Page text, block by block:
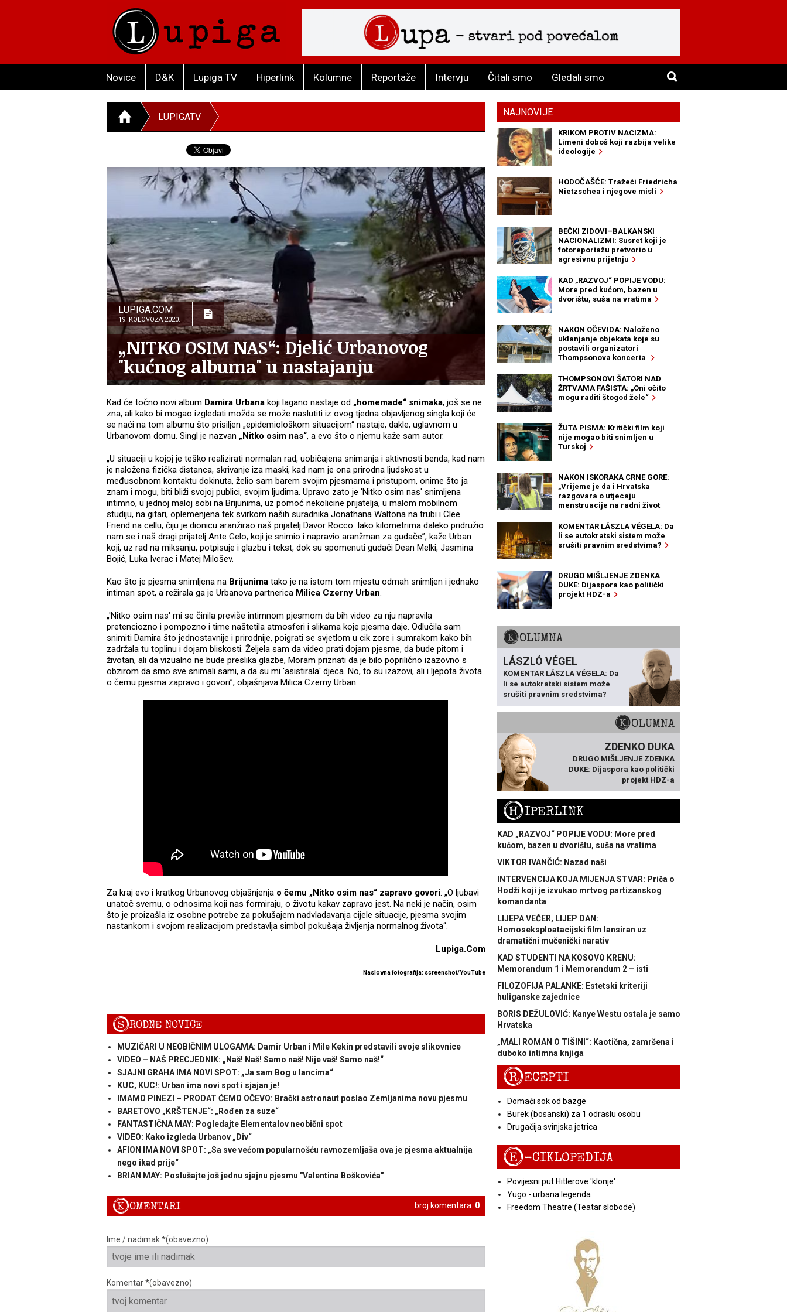
Novice D&K Lupiga TV Hiperlink Kolumne Reportaže Intervju Čitali smo Gledali smo
LUPIGATV
LUPIGA.COM
19. KOLOVOZA 2020.
„NITKO OSIM NAS“: Djelić Urbanovog
"kućnog albuma" u nastajanju
Kad će točno novi album Damira Urbana koji lagano nastaje od „homemade“ snimaka, još se ne
zna, ali kako bi mogao izgledati možda se može naslutiti iz ovog tjedna objavljenog singla koji će
se naći na tom albumu što prisiljen „epidemiološkom situacijom“ nastaje, dakle, uglavnom u
Urbanovom domu. Singl je nazvan „Nitko osim nas“, a evo što o njemu kaže sam autor.
„U situaciji u kojoj je teško realizirati normalan rad, uobičajena snimanja i aktivnosti benda, kad nam
je naložena fizička distanca, skrivanje iza maski, kad nam je ona prirodna ljudskost u
međusobnom kontaktu dokinuta, želio sam barem svojim pjesmama i pristupom, onime što ja
znam i mogu, biti bliži svojoj publici, svojim ljudima. Upravo zato je 'Nitko osim nas' snimljena
intimno, u jednoj maloj sobi na Brijunima, uz pomoć nekolicine prijatelja, u malom mobilnom
studiju, na gitari, oplemenjena tek svirkom naših suradnika Jonathana Waltona na trubi i Clee
Friend na cellu, čiju je dionicu aranžirao naš prijatelj Davor Rocco. Iako kilometrima daleko pridružio
nam se i naš dragi prijatelj Ante Gelo, koji je snimio i napravio aranžman za gudače”, kaže Urban
koji, uz rad na miksanju, potpisuje i glazbu i tekst, dok su spomenuti gudači Dean Melki, Jasmina
Bojić, Luka Iverac i Matej Milošev.
Kao što je pjesma snimljena na Brijunima tako je na istom tom mjestu odmah snimljen i jednako
intiman spot, a režirala ga je Urbanova partnerica Milica Czerny Urban.
„'Nitko osim nas' mi se činila previše intimnom pjesmom da bih video za nju napravila
pretenciozno i pompozno i time naštetila atmosferi i slikama koje pjesma daje. Odlučila sam
snimiti Damira što jednostavnije i prirodnije, poigrati se svjetlom u cik zore i sumrakom kako bih
zadržala tu toplinu i dojam bliskosti. Željela sam da video prati dojam pjesme, da bude pitom i
životan, ali da vizualno ne bude preslika glazbe, Moram priznati da je bilo poprilično izazovno s
obzirom da smo sve snimali sami, a da su mi 'asistirala' djeca. No, to su izazovi, ali i ljepota života
o čemu pjesma zapravo i govori”, objašnjava Milica Czerny Urban.
Za kraj evo i kratkog Urbanovog objašnjenja o čemu „Nitko osim nas“ zapravo govori: „O ljubavi
unatoč svemu, o odnosima koji nas formiraju, o životu kakav zapravo jest. Na neki je način, osim
što je proizašla iz osobne potrebe za pokušajem nadvladavanja cijele situacije, pjesma svojim
nastankom i svojom realizacijom predstavlja simbol pokušaja življenja normalnog života“.
Lupiga.Com
Naslovna fotografija: screenshot/YouTube
SRODNE NOVICE
MUZIČARI U NEOBIČNIM ULOGAMA: Damir Urban i Mile Kekin predstavili svoje slikovnice
VIDEO – NAŠ PRECJEDNIK: „Naš! Naš! Samo naš! Nije vaš! Samo naš!“
SJAJNI GRAHA IMA NOVI SPOT: „Ja sam Bog u lancima“
KUC, KUC!: Urban ima novi spot i sjajan je!
IMAMO PINEZI – PRODAT ĆEMO OČEVO: Brački astronaut poslao Zemljanima novu pjesmu
BARETOVO „KRŠTENJE“: „Rođen za suze“
FANTASTIČNA MAY: Pogledajte Elementalov neobični spot
VIDEO: Kako izgleda Urbanov „Div“
AFION IMA NOVI SPOT: „Sa sve većom popularnošću ravnozemljaša ova je pjesma aktualnija
nego ikad prije“
BRIAN MAY: Poslušajte još jednu sjajnu pjesmu "Valentina Boškovića"
broj komentara: 0
KOMENTARI
Ime / nadimak *(obavezno)
Komentar *(obavezno)
NAJNOVIJE
KRIKOM PROTIV NACIZMA:
Limeni doboš koji razbija velike
ideologije
HODOČAŠĆE: Tražeći Friedricha
Nietzschea i njegove misli
BEČKI ZIDOVI–BALKANSKI
NACIONALIZMI: Susret koji je
fotoreportažu pretvorio u
agresivnu prijetnju
KAD „RAZVOJ“ POPIJE VODU:
More pred kućom, bazen u
dvorištu, suša na vratima
NAKON OČEVIDA: Naloženo
uklanjanje objekata koje su
postavili organizatori
Thompsonova koncerta
THOMPSONOVI ŠATORI NAD
ŽRTVAMA FAŠISTA: „Oni očito
mogu raditi štogod žele“
ŽUTA PISMA: Kritički film koji
nije mogao biti snimljen u
Turskoj
NAKON ISKORAKA CRNE GORE:
„Vrijeme je da i Hrvatska
razgovara o utjecaju
menstruacije na radni život
KOMENTAR LÁSZLA VÉGELA: Da
li se autokratski sistem može
srušiti pravnim sredstvima?
DRUGO MIŠLJENJE ZDENKA
DUKE: Dijaspora kao politički
projekt HDZ-a
KOLUMNA
LÁSZLÓ VÉGEL
KOMENTAR LÁSZLA VÉGELA: Da
li se autokratski sistem može
srušiti pravnim sredstvima?
KOLUMNA
ZDENKO DUKA
DRUGO MIŠLJENJE ZDENKA
DUKE: Dijaspora kao politički
projekt HDZ-a
HIPERLINK
KAD „RAZVOJ“ POPIJE VODU: More pred
kućom, bazen u dvorištu, suša na vratima
VIKTOR IVANČIĆ: Nazad naši
INTERVENCIJA KOJA MIJENJA STVAR: Priča o
Hodži koji je izvukao mrtvog partizanskog
komandanta
LIJEPA VEČER, LIJEP DAN:
Homoseksploatacijski film lansiran uz
dramatični mučenički narativ
KAD STUDENTI NA KOSOVO KRENU:
Memorandum 1 i Memorandum 2 – isti
FILOZOFIJA PALANKE: Estetski kriteriji
huliganske zajednice
BORIS DEŽULOVIĆ: Kanye Westu ostala je samo
Hrvatska
„MALI ROMAN O TIŠINI“: Kaotična, zamršena i
duboko intimna knjiga
RECEPTI
Domaći sok od bazge
Burek (bosanski) za 1 odraslu osobu
Drugačija svinjska jetrica
E-CIKLOPEDIJA
Povijesni put Hitlerove 'klonje'
Yugo - urbana legenda
Freedom Theatre (Teatar slobode)